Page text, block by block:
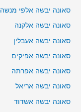
סאונה יבשה אלפי מנשה
סאונה יבשה אלקנה
סאונה יבשה אעבלין
סאונה יבשה אפיקים
סאונה יבשה אפרתה
סאונה יבשה אריאל
סאונה יבשה אשדוד